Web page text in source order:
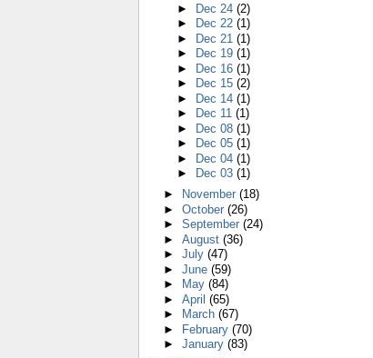
► Dec 24(2)
►
Dec 22(1)
► Dec 21(1)
►
Dec 19(1)
► Dec 16(1)
►
Dec 15(2)
► Dec 14(1)
►
Dec 11(1)
► Dec 08(1)
►
Dec 05(1)
► Dec 04(1)
►
Dec 03(1)
►
November (18)
► October (26)
► September (24)
► August (36)
► July (47)
► June (59)
►
May (84)
► April (65)
►
March (67)
► February (70)
► January (83)